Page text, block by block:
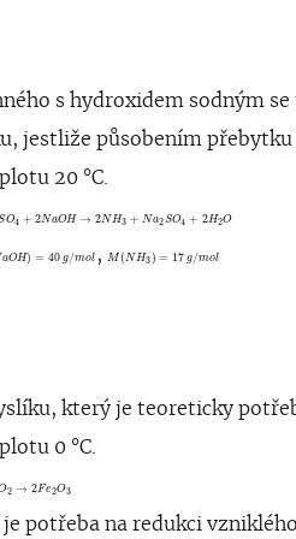
s hydroxidem sodným
jestliže působením
20 °C.
O4 + 2NaOH → 2NH3 + Na2SO4 + 2H2O
4)2SO4 +2NaOH→2N
, 1 g/mol
aOH) = 40 g/mol
NaOH)=40g/mol
, M (NH3) = 17 g/mol
M(NH3)=17
který je teoreticky
0 °C.
2 → 2Fe2O3
+3 O2→
potřeba na redukci